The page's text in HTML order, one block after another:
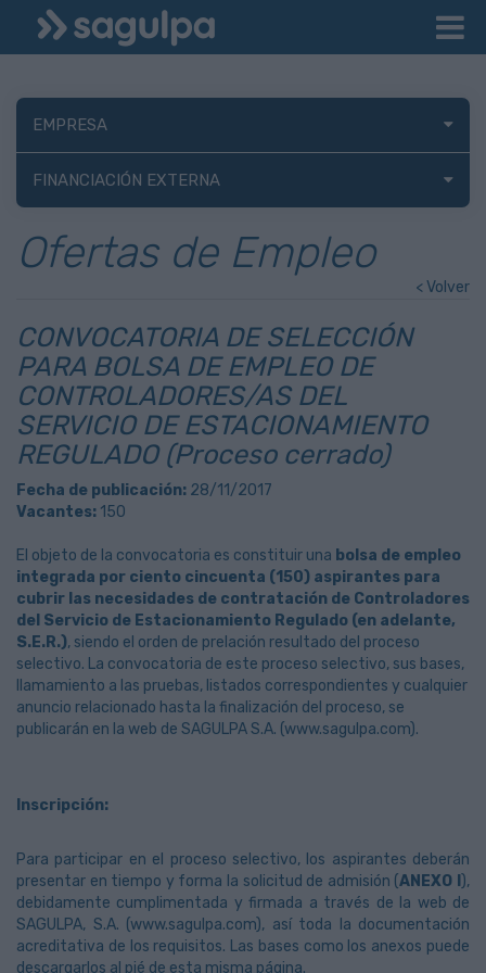
EMPRESA
FINANCIACIÓN EXTERNA
Ofertas de Empleo
< Volver
CONVOCATORIA DE SELECCIÓN
PARA BOLSA DE EMPLEO DE
CONTROLADORES/AS DEL
SERVICIO DE ESTACIONAMIENTO
REGULADO (Proceso cerrado)
Fecha de publicación: 28/11/2017
Vacantes: 150
El objeto de la convocatoria es constituir una bolsa de empleo
integrada por ciento cincuenta (150) aspirantes para
cubrir las necesidades de contratación de Controladores
del Servicio de Estacionamiento Regulado (en adelante,
S.E.R.), siendo el orden de prelación resultado del proceso
selectivo. La convocatoria de este proceso selectivo, sus bases,
llamamiento a las pruebas, listados correspondientes y cualquier
anuncio relacionado hasta la finalización del proceso, se
publicarán en la web de SAGULPA S.A. (www.sagulpa.com).
Inscripción:
Para participar en el proceso selectivo, los aspirantes deberán
presentar en tiempo y forma la solicitud de admisión (ANEXO I ),
debidamente cumplimentada y firmada a través de la web de
SAGULPA, S.A. (www.sagulpa.com), así toda la documentación
acreditativa de los requisitos. Las bases como los anexos puede
descargarlos al pié de esta misma página.